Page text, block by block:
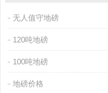
无人值守地磅
120吨地磅
100吨地磅
地磅价格